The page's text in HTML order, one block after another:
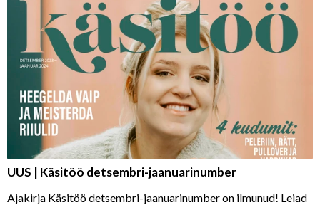
UUS | Käsitöö detsembri-jaanuarinumber
Ajakirja Käsitöö detsembri-jaanuarinumber on ilmunud! Leiad